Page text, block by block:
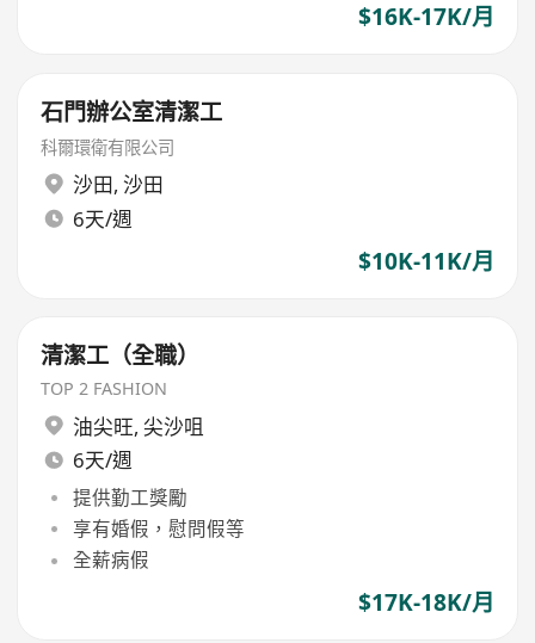
$16K-17K/月
石門辦公室清潔工
科爾環衛有限公司
沙田, 沙田
6天/週
$10K-11K/月
清潔工（全職）
TOP 2 FASHION
油尖旺, 尖沙咀
6天/週
提供勤工獎勵
享有婚假，慰問假等
全薪病假
$17K-18K/月